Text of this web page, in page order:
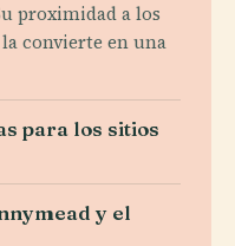
proximidad a los
convierte en una
para los sitios
y el